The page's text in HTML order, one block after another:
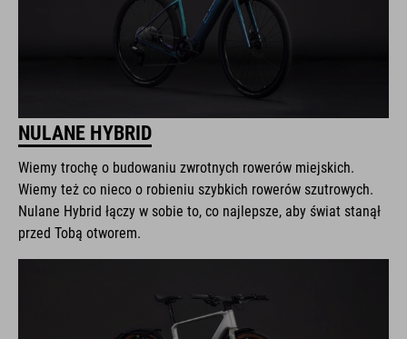
NULANE HYBRID
Wiemy trochę o budowaniu zwrotnych rowerów miejskich.
Wiemy też co nieco o robieniu szybkich rowerów szutrowych.
Nulane Hybrid łączy w sobie to, co najlepsze, aby świat stanął
przed Tobą otworem.